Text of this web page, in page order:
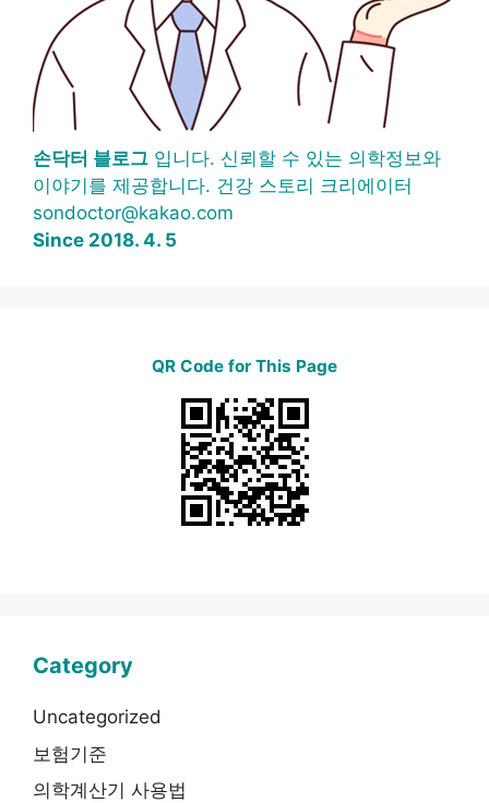
손닥터 블로그 입니다. 신뢰할 수 있는 의학정보와
이야기를 제공합니다. 건강 스토리 크리에이터
sondoctor@kakao.com
Since 2018. 4. 5
QR Code for This Page
Category
Uncategorized
보험기준
의학계산기 사용법